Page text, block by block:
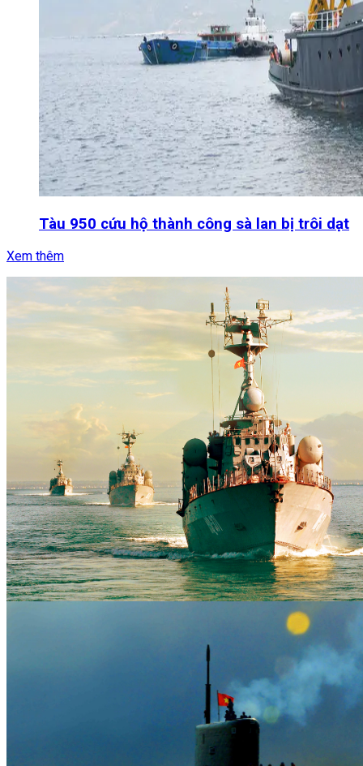
Tàu 950 cứu hộ thành công sà lan bị trôi dạt
Xem thêm